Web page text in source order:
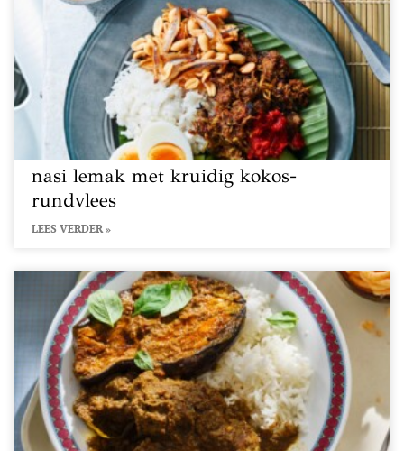
nasi lemak met kruidig kokos-
rundvlees
LEES VERDER »